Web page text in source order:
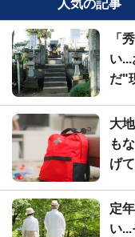
人気の記事
「
い
だ"
大
も
げ
定
い